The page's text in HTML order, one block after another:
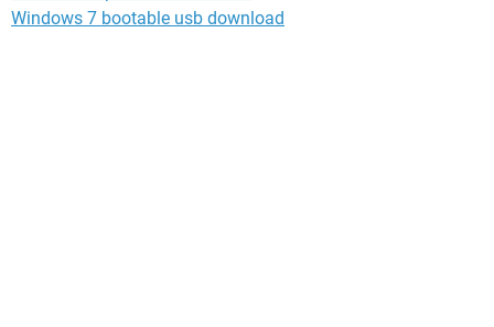
Windows 7 bootable usb download